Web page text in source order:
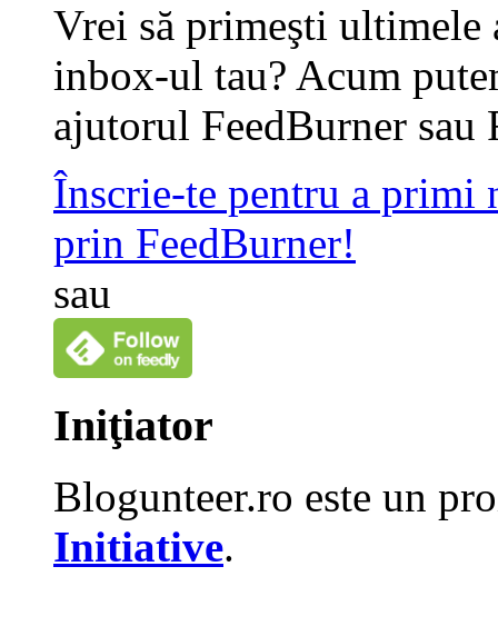
Vrei să primeşti
inbox-ul tau? Acum
ajutorul FeedBurner sau
Înscrie-te pentru a primi
prin FeedBurner!
sau
Iniţiator
Blogunteer.ro este un
Initiative.